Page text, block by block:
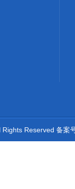
Reserved 备案